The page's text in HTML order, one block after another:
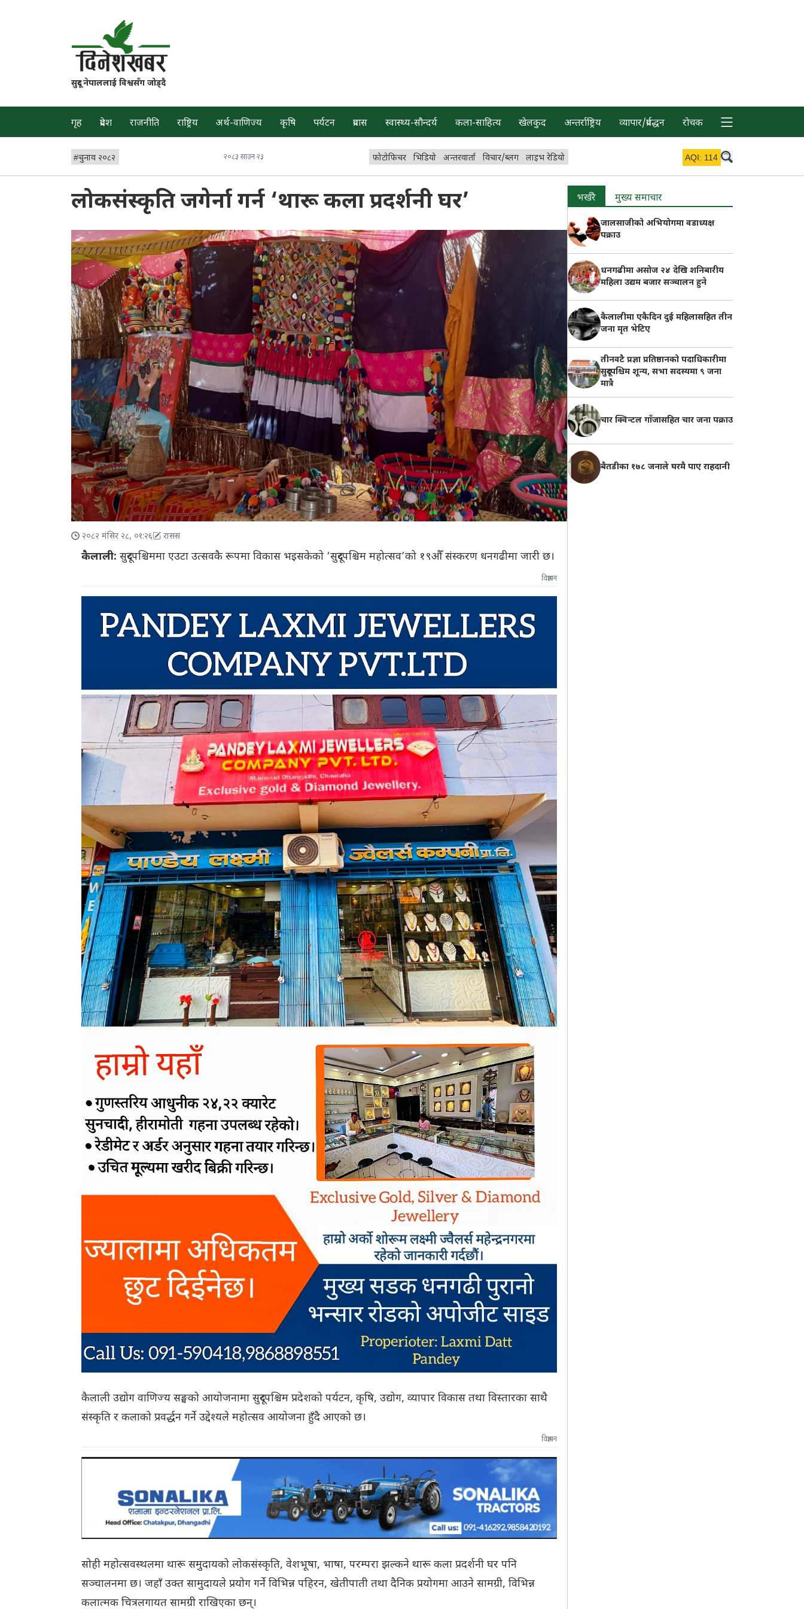
सुदूर नेपाललाई विश्वसँग जोड्दै
गृह प्रदेश राजनीति राष्ट्रिय अर्थ-वाणिज्य कृषि पर्यटन प्रवास स्वास्थ्य-सौन्दर्य कला-साहित्य खेलकुद अन्तर्राष्ट्रिय व्यापार/प्रर्वद्धन रोचक
#चुनाव २०८२ २०८३ साउन २३ फोटोफिचर भिडियो अन्तरवार्ता विचार/ब्लग लाइभ रेडियो AQI: 114
लोकसंस्कृति जगेर्ना गर्न ‘थारू कला प्रदर्शनी घर’
२०८२ मंसिर २८, ०१:२६ रासस
कैलाली: सुदूरपश्चिममा एउटा उत्सवकै रूपमा विकास भइसकेको ‘सुदूरपश्चिम महोत्सव’को १९औँ संस्करण धनगढीमा जारी छ।
विज्ञापन
कैलाली उद्योग वाणिज्य सङ्घको आयोजनामा सुदूरपश्चिम प्रदेशको पर्यटन, कृषि, उद्योग, व्यापार विकास तथा विस्तारका साथै
संस्कृति र कलाको प्रवर्द्धन गर्ने उद्देश्यले महोत्सव आयोजना हुँदै आएको छ।
विज्ञापन
सोही महोत्सवस्थलमा थारू समुदायको लोकसंस्कृति, वेशभूषा, भाषा, परम्परा झल्कने थारू कला प्रदर्शनी घर पनि
सञ्चालनमा छ। जहाँ उक्त सामुदायले प्रयोग गर्ने विभिन्न पहिरन, खेतीपाती तथा दैनिक प्रयोगमा आउने सामग्री, विभिन्न
कलात्मक चित्रलगायत सामग्री राखिएका छन्।
भर्खरै मुख्य समाचार
जालसाजीको अभियोगमा वडाध्यक्ष
पक्राउ
धनगढीमा असोज २४ देखि शनिबारीय
महिला उद्यम बजार सञ्चालन हुने
कैलालीमा एकैदिन दुई महिलासहित तीन
जना मृत भेटिए
तीनवटै प्रज्ञा प्रतिष्ठानको पदाधिकारीमा
सुदूरपश्चिम शून्य, सभा सदस्यमा ९ जना
मात्रै
चार क्विन्टल गाँजासहित चार जना पक्राउ
बैतडीका १७८ जनाले घरमै पाए राहदानी